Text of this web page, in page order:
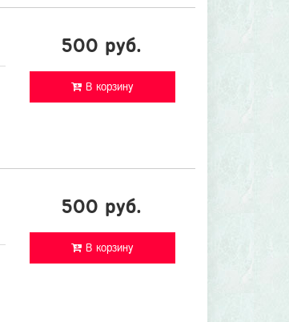
500 руб.
В корзину
500 руб.
В корзину